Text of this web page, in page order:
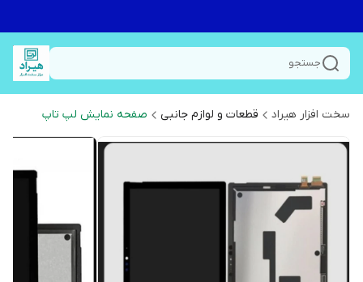
جستجو
سخت افزار هیراد قطعات و لوازم جانبی صفحه نمایش لپ تاپ